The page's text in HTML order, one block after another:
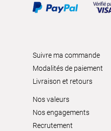
Suivre ma commande
Modalités de paiement
Livraison et retours
Nos valeurs
Nos engagements
Recrutement